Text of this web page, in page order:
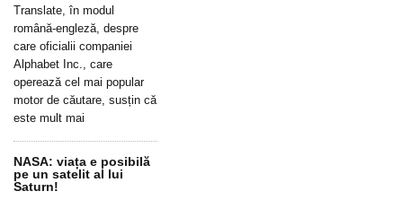
Translate, în modul
română-engleză, despre
care oficialii companiei
Alphabet Inc., care
operează cel mai popular
motor de căutare, susțin că
este mult mai
NASA: viața e posibilă
pe un satelit al lui
Saturn!